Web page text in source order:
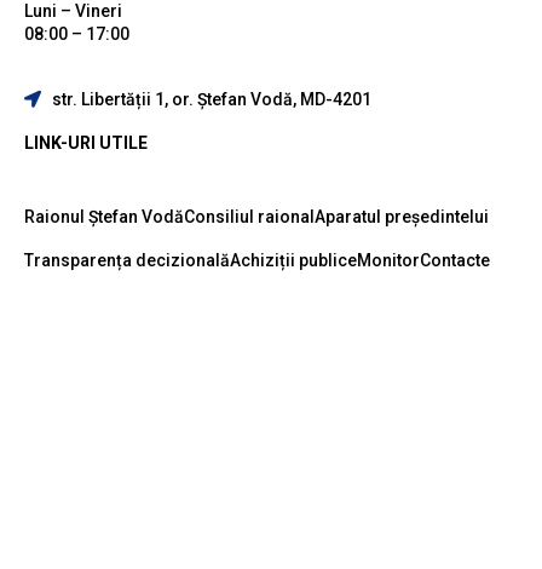
Luni – Vineri
08:00 – 17:00
str. Libertății 1, or. Ștefan Vodă, MD-4201
LINK-URI UTILE
Raionul Ștefan VodăConsiliul raional Aparatul președintelui
Transparența decizionalăAchiziții publiceMonitorContacte